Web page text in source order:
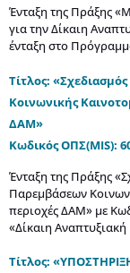
Ένταξη της Πράξης
για την Δίκαιη
ένταξη στο
Τίτλος:
Κοινωνικής
ΔΑΜ»
Κωδικός ΟΠΣ(MIS):
Ένταξη της Πράξης
Παρεμβάσεων
περιοχές ΔΑΜ» με
«Δίκαιη
Τίτλος: